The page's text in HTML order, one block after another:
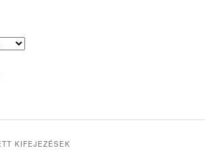
KIFEJEZÉSEK